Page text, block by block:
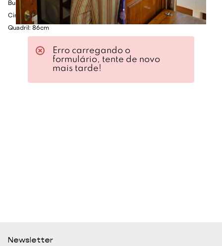
Busto: 80cm
Cintura: 60cm
Quadril: 86cm
Newsletter
Erro carregando o
formulário, tente de novo
mais tarde!